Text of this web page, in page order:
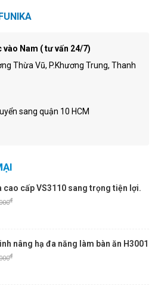
vào Nam ( tư vấn 24/7)
Thừa Vũ, P.Khương Trung, Thanh
sang quận 10 HCM
cao cấp VS3110 sang trọng tiện lợi.
₫
nâng hạ đa năng làm bàn ăn H3001
₫